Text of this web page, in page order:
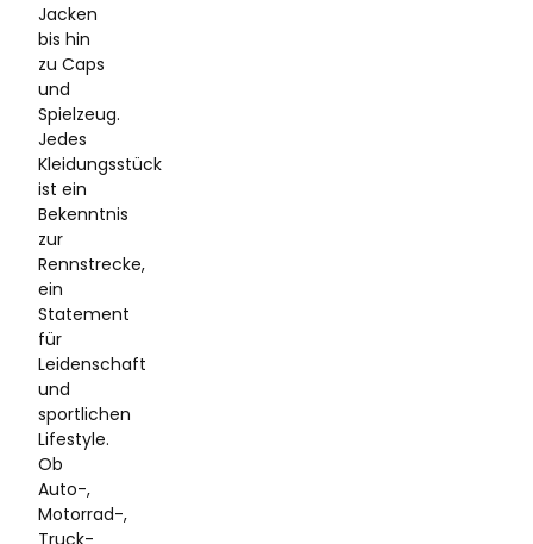
Jacken
bis hin
zu Caps
und
Spielzeug.
Jedes
Kleidungsstück
ist ein
Bekenntnis
zur
Rennstrecke,
ein
Statement
für
Leidenschaft
und
sportlichen
Lifestyle.
Ob
Auto-,
Motorrad-,
Truck-